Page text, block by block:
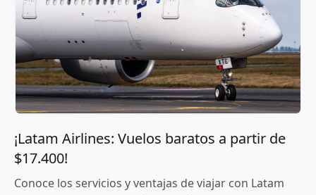
¡Latam Airlines: Vuelos baratos a partir de
$17.400!
Conoce los servicios y ventajas de viajar con Latam